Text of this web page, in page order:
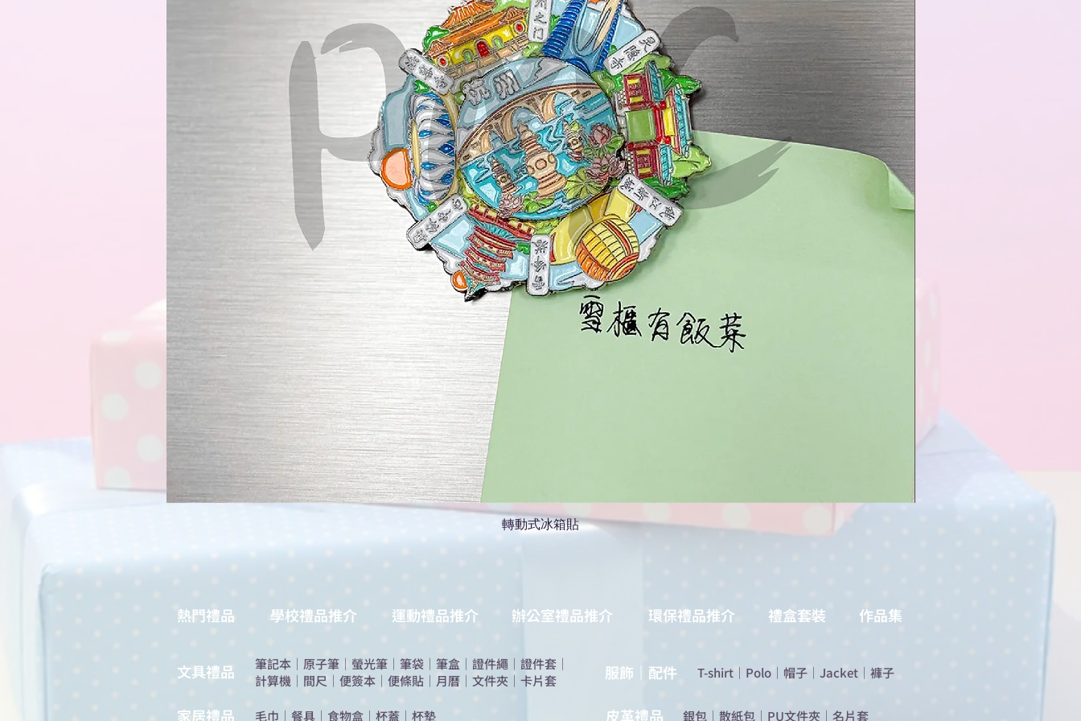
轉動式冰箱貼
熱門禮品 學校禮品推介 運動禮品推介 辦公室禮品推介 環保禮品推介 禮盒套裝 作品集
​文具禮品 筆記本 ｜ 原子筆 ｜ 螢光筆 ｜ 筆袋 ｜ 筆盒 ｜ 證件繩 ｜ 證件套 ｜
計算機 ｜ 間尺 ｜ 便簽本 ｜ 便條貼 ｜ 月曆 ｜ 文件夾 ｜ 卡片套
​家居禮品 ​毛巾 ｜ 餐具 ｜ 食物盒 ｜ 杯蓋 ｜ 杯墊
服飾｜配件 T-shirt ｜ Polo ｜ 帽子 ｜ Jacket ｜ 褲子
​皮革禮品 ​銀包 ｜ 散紙包 ｜ PU文件夾 ｜ 名片套